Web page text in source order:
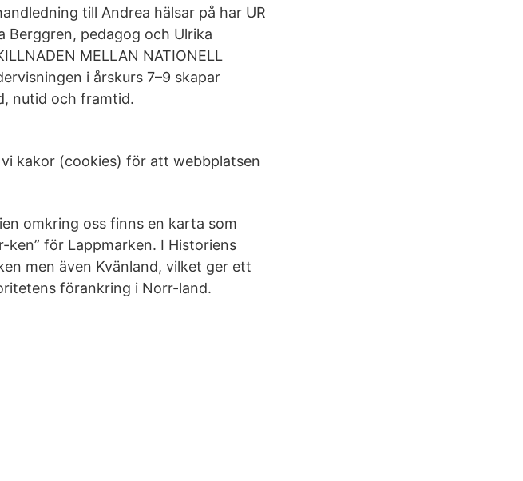
till Andrea hälsar på har UR
Berggren, pedagog och Ulrika
MELLAN NATIONELL
i årskurs 7–9 skapar
nutid och framtid.
kakor (cookies) för att webbplatsen
omkring oss finns en karta som
för Lappmarken. I Historiens
men även Kvänland, vilket ger ett
förankring i Norr-land.